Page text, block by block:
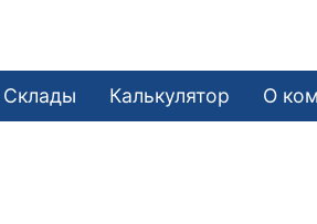
Склады Калькулятор О